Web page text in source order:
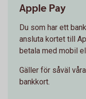
Apple Pay
Du som har ett
ansluta kortet till
betala med mobil
Gäller för såväl
bankkort.